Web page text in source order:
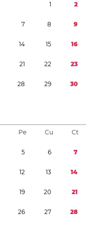
1 2
7 8 9
14 15 16
21 22 23
28 29 30
Pe Cu Ct
5 6 7
12 13 14
19 20 21
26 27 28